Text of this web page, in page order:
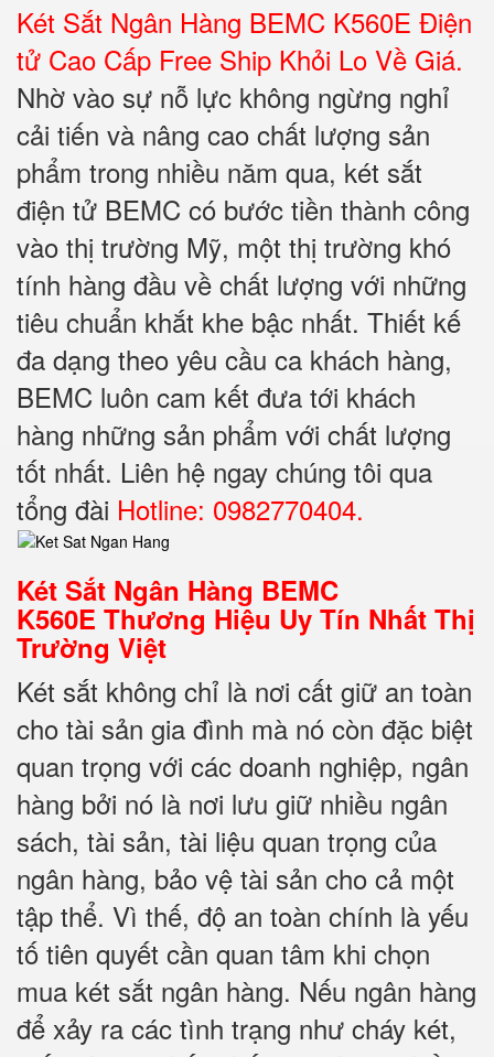
Két Sắt Ngân Hàng BEMC K560E Điện
tử Cao Cấp Free Ship Khỏi Lo Về Giá.
Nhờ vào sự nỗ lực không ngừng nghỉ
cải tiến và nâng cao chất lượng sản
phẩm trong nhiều năm qua, két sắt
điện tử BEMC có bước tiền thành công
vào thị trường Mỹ, một thị trường khó
tính hàng đầu về chất lượng với những
tiêu chuẩn khắt khe bậc nhất. Thiết kế
đa dạng theo yêu cầu ca khách hàng,
BEMC luôn cam kết đưa tới khách
hàng những sản phẩm với chất lượng
tốt nhất. Liên hệ ngay chúng tôi qua
tổng đài Hotline: 0982770404.
Két Sắt Ngân Hàng BEMC
K560E Thương Hiệu Uy Tín Nhất Thị
Trường Việt
Két sắt không chỉ là nơi cất giữ an toàn
cho tài sản gia đình mà nó còn đặc biệt
quan trọng với các doanh nghiệp, ngân
hàng bởi nó là nơi lưu giữ nhiều ngân
sách, tài sản, tài liệu quan trọng của
ngân hàng, bảo vệ tài sản cho cả một
tập thể. Vì thế, độ an toàn chính là yếu
tố tiên quyết cần quan tâm khi chọn
mua két sắt ngân hàng. Nếu ngân hàng
để xảy ra các tình trạng như cháy két,